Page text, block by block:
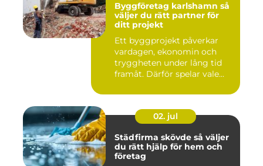
Byggföretag karlshamn så
väljer du rätt partner för
ditt projekt
Ett byggprojekt påverkar
vardagen, ekonomin och
tryggheten under lång tid
framåt. Därför spelar vale...
02. jul
Städfirma skövde så väljer
du rätt hjälp för hem och
företag